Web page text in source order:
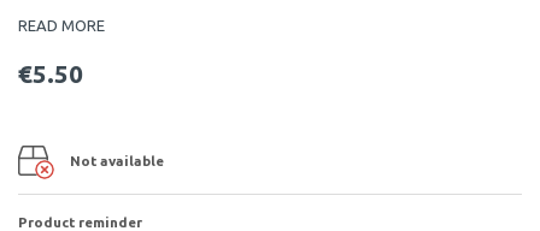
READ MORE
€5.50
Not available
Product reminder